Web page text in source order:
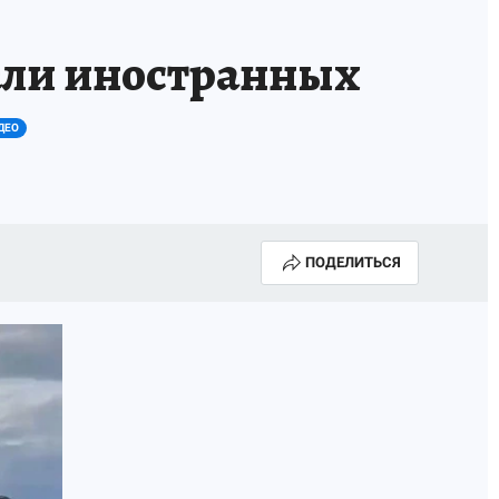
ЗАДАЙ ВОПРОС ГАИ
ЧЕЛОВЕК ГОРОДА-2024
ГОВОРЯТ ЗВЕЗДЫ
иностранных
ПОДЕЛИТЬСЯ